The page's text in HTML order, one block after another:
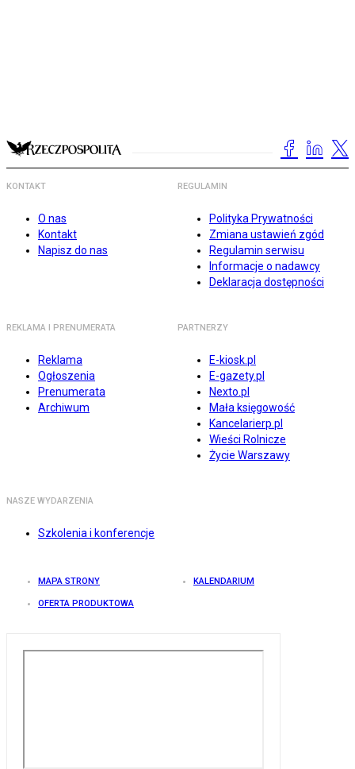
KONTAKT
O nas
Kontakt
Napisz do nas
REGULAMIN
Polityka Prywatności
Zmiana ustawień zgód
Regulamin serwisu
Informacje o nadawcy
Deklaracja dostępności
REKLAMA I PRENUMERATA
Reklama
Ogłoszenia
Prenumerata
Archiwum
PARTNERZY
E-kiosk.pl
E-gazety.pl
Nexto.pl
Mała księgowość
Kancelarierp.pl
Wieści Rolnicze
Życie Warszawy
NASZE WYDARZENIA
Szkolenia i konferencje
MAPA STRONY KALENDARIUM
OFERTA PRODUKTOWA